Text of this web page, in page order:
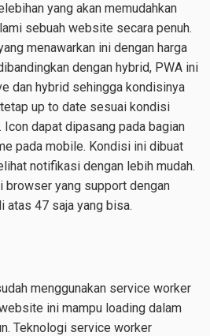
yang akan memudahkan
sebuah website secara penuh.
menawarkan ini dengan harga
dengan hybrid, PWA ini
dan hybrid sehingga kondisinya
up to date sesuai kondisi
dapat dipasang pada bagian
pada mobile. Kondisi ini dibuat
notifikasi dengan lebih mudah.
browser yang support dengan
atas 47 saja yang bisa.
menggunakan service worker
ini mampu loading dalam
Teknologi service worker